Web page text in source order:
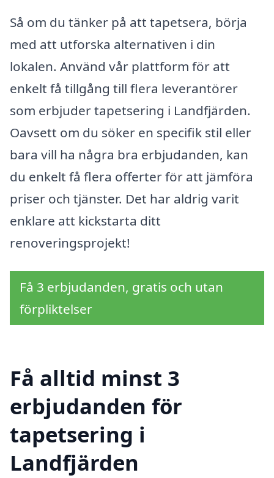
Så om du tänker på att tapetsera, börja
med att utforska alternativen i din
lokalen. Använd vår plattform för att
enkelt få tillgång till flera leverantörer
som erbjuder tapetsering i Landfjärden.
Oavsett om du söker en specifik stil eller
bara vill ha några bra erbjudanden, kan
du enkelt få flera offerter för att jämföra
priser och tjänster. Det har aldrig varit
enklare att kickstarta ditt
renoveringsprojekt!
Få 3 erbjudanden, gratis och utan
förpliktelser
Få alltid minst 3
erbjudanden för
tapetsering i
Landfjärden